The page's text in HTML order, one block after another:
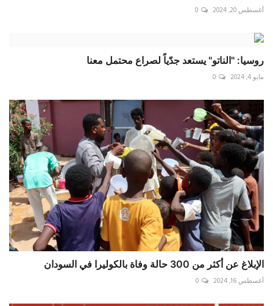
أغسطس 20, 2024 0
روسيا: "الناتو" يستعد جدّياً لصراع محتمل معنا
مايو 4, 2024 0
الإبلاغ عن أكثر من 300 حالة وفاة بالكوليرا في السودان
أغسطس 16, 2024 0